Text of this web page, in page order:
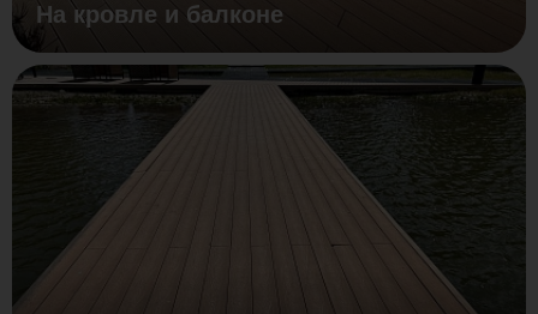
На кровле и балконе